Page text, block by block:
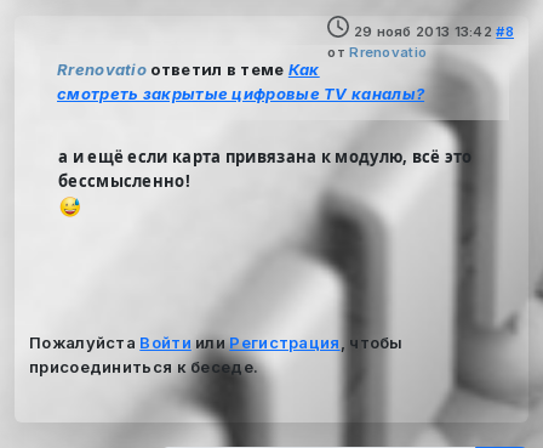
29 нояб 2013 13:42 #8
отRrenovatio
Rrenovatio ответил в теме Как
смотреть закрытые цифровые TV каналы?
а и ещё если карта привязана к модулю, всё это
бессмысленно!
Пожалуйста Войти илиРегистрация
, чтобы
присоединиться к беседе.